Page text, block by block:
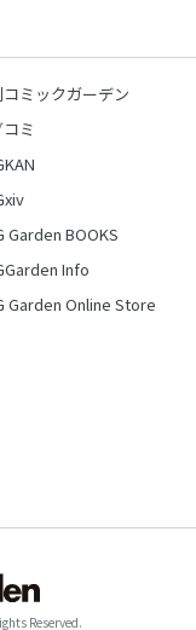
コミックガーデン
ミ
Garden BOOKS
Info
Garden Online Store
Reserved.